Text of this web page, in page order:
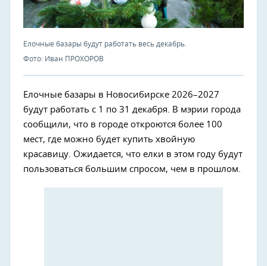
Елочные базары будут работать весь декабрь.
Фото: Иван ПРОХОРОВ
Елочные базары в Новосибирске 2026–2027
будут работать с 1 по 31 декабря. В мэрии города
сообщили, что в городе откроются более 100
мест, где можно будет купить хвойную
красавицу. Ожидается, что елки в этом году будут
пользоваться большим спросом, чем в прошлом.